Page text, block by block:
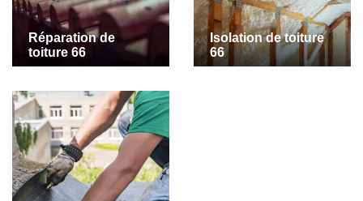
Réparation de
toiture 66
Isolation de toiture
66